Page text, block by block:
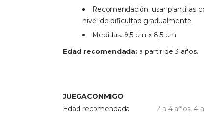
Recomendación: usar plantillas
nivel de dificultad gradualmente.
Medidas: 9,5 cm x 8,5 cm
Edad recomendada: a partir de 3 años.
JUEGACONMIGO
Edad recomendada
2 a 4 años, 4